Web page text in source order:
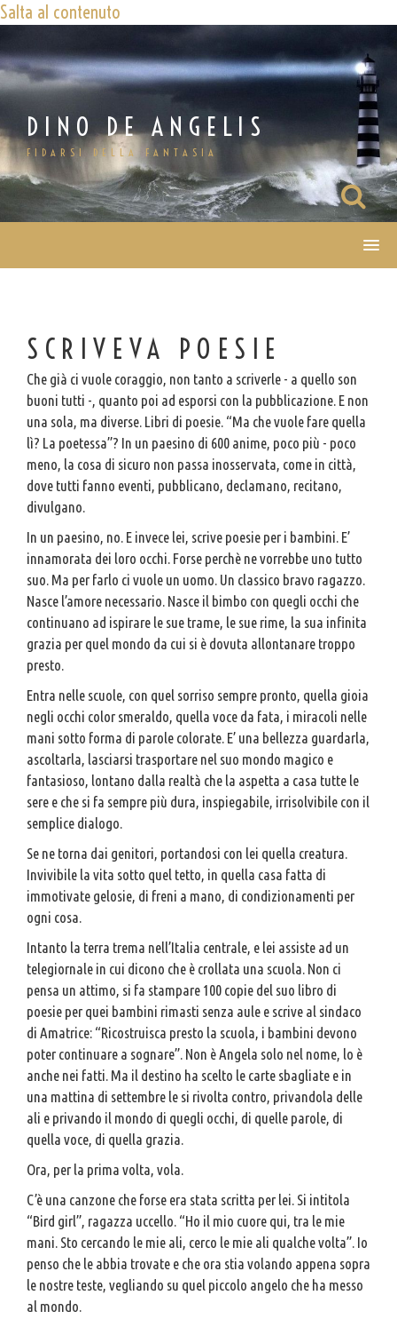
Salta al contenuto
DINO DE ANGELIS
FIDARSI DELLA FANTASIA
SCRIVEVA POESIE
Che già ci vuole coraggio, non tanto a scriverle - a quello son
buoni tutti -, quanto poi ad esporsi con la pubblicazione. E non
una sola, ma diverse. Libri di poesie. “Ma che vuole fare quella
lì? La poetessa”? In un paesino di 600 anime, poco più - poco
meno, la cosa di sicuro non passa inosservata, come in città,
dove tutti fanno eventi, pubblicano, declamano, recitano,
divulgano.
In un paesino, no. E invece lei, scrive poesie per i bambini. E’
innamorata dei loro occhi. Forse perchè ne vorrebbe uno tutto
suo. Ma per farlo ci vuole un uomo. Un classico bravo ragazzo.
Nasce l’amore necessario. Nasce il bimbo con quegli occhi che
continuano ad ispirare le sue trame, le sue rime, la sua infinita
grazia per quel mondo da cui si è dovuta allontanare troppo
presto.
Entra nelle scuole, con quel sorriso sempre pronto, quella gioia
negli occhi color smeraldo, quella voce da fata, i miracoli nelle
mani sotto forma di parole colorate. E’ una bellezza guardarla,
ascoltarla, lasciarsi trasportare nel suo mondo magico e
fantasioso, lontano dalla realtà che la aspetta a casa tutte le
sere e che si fa sempre più dura, inspiegabile, irrisolvibile con il
semplice dialogo.
Se ne torna dai genitori, portandosi con lei quella creatura.
Invivibile la vita sotto quel tetto, in quella casa fatta di
immotivate gelosie, di freni a mano, di condizionamenti per
ogni cosa.
Intanto la terra trema nell’Italia centrale, e lei assiste ad un
telegiornale in cui dicono che è crollata una scuola. Non ci
pensa un attimo, si fa stampare 100 copie del suo libro di
poesie per quei bambini rimasti senza aule e scrive al sindaco
di Amatrice: “Ricostruisca presto la scuola, i bambini devono
poter continuare a sognare”. Non è Angela solo nel nome, lo è
anche nei fatti. Ma il destino ha scelto le carte sbagliate e in
una mattina di settembre le si rivolta contro, privandola delle
ali e privando il mondo di quegli occhi, di quelle parole, di
quella voce, di quella grazia.
Ora, per la prima volta, vola.
C’è una canzone che forse era stata scritta per lei. Si intitola
“Bird girl”, ragazza uccello. “Ho il mio cuore qui, tra le mie
mani. Sto cercando le mie ali, cerco le mie ali qualche volta”. Io
penso che le abbia trovate e che ora stia volando appena sopra
le nostre teste, vegliando su quel piccolo angelo che ha messo
al mondo.